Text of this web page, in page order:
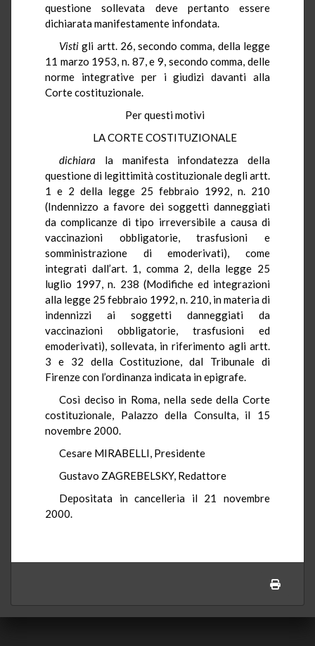
questione sollevata deve pertanto essere
dichiarata manifestamente infondata.
Visti gli artt. 26, secondo comma, della legge
11 marzo 1953, n. 87, e 9, secondo comma, delle
norme integrative per i giudizi davanti alla
Corte costituzionale.
Per questi motivi
LA CORTE COSTITUZIONALE
dichiara la manifesta infondatezza della
questione di legittimità costituzionale degli artt.
1 e 2 della legge 25 febbraio 1992, n. 210
(Indennizzo a favore dei soggetti danneggiati
da complicanze di tipo irreversibile a causa di
vaccinazioni obbligatorie, trasfusioni e
somministrazione di emoderivati), come
integrati dall’art. 1, comma 2, della legge 25
luglio 1997, n. 238 (Modifiche ed integrazioni
alla legge 25 febbraio 1992, n. 210, in materia di
indennizzi ai soggetti danneggiati da
vaccinazioni obbligatorie, trasfusioni ed
emoderivati), sollevata, in riferimento agli artt.
3 e 32 della Costituzione, dal Tribunale di
Firenze con l’ordinanza indicata in epigrafe.
Così deciso in Roma, nella sede della Corte
costituzionale, Palazzo della Consulta, il 15
novembre 2000.
Cesare MIRABELLI, Presidente
Gustavo ZAGREBELSKY, Redattore
Depositata in cancelleria il 21 novembre
2000.